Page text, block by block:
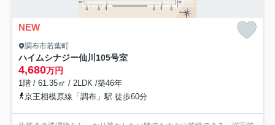
NEW
調布市若葉町
ハイムシナジー仙川 105号室
4,680万円
1階 / 61.35㎡ / 2LDK /築46年
京王相模原線「調布」駅 徒歩60分